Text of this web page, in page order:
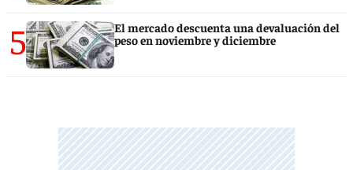
5
El mercado descuenta una devaluación del
peso en noviembre y diciembre